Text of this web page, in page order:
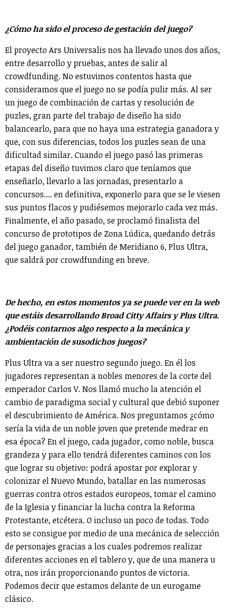
¿Cómo ha sido el proceso de gestación del juego?
El proyecto Ars Universalis nos ha llevado unos dos años,
entre desarrollo y pruebas, antes de salir al
crowdfunding. No estuvimos contentos hasta que
consideramos que el juego no se podía pulir más. Al ser
un juego de combinación de cartas y resolución de
puzles, gran parte del trabajo de diseño ha sido
balancearlo, para que no haya una estrategia ganadora y
que, con sus diferencias, todos los puzles sean de una
dificultad similar. Cuando el juego pasó las primeras
etapas del diseño tuvimos claro que teníamos que
enseñarlo, llevarlo a las jornadas, presentarlo a
concursos.... en definitiva, exponerlo para que se le viesen
sus puntos flacos y pudiésemos mejorarlo cada vez más.
Finalmente, el año pasado, se proclamó finalista del
concurso de prototipos de Zona Lúdica, quedando detrás
del juego ganador, también de Meridiano 6, Plus Ultra,
que saldrá por crowdfunding en breve.
De hecho, en estos momentos ya se puede ver en la web
que estáis desarrollando Broad Citty Affairs y Plus Ultra.
¿Podéis contarnos algo respecto a la mecánica y
ambientación de susodichos juegos?
Plus Ultra va a ser nuestro segundo juego. En él los
jugadores representan a nobles menores de la corte del
emperador Carlos V. Nos llamó mucho la atención el
cambio de paradigma social y cultural que debió suponer
el descubrimiento de América. Nos preguntamos ¿cómo
sería la vida de un noble joven que pretende medrar en
esa época? En el juego, cada jugador, como noble, busca
grandeza y para ello tendrá diferentes caminos con los
que lograr su objetivo: podrá apostar por explorar y
colonizar el Nuevo Mundo, batallar en las numerosas
guerras contra otros estados europeos, tomar el camino
de la Iglesia y financiar la lucha contra la Reforma
Protestante, etcétera. O incluso un poco de todas. Todo
esto se consigue por medio de una mecánica de selección
de personajes gracias a los cuales podremos realizar
diferentes acciones en el tablero y, que de una manera u
otra, nos irán proporcionando puntos de victoria.
Podemos decir que estamos delante de un eurogame
clásico.